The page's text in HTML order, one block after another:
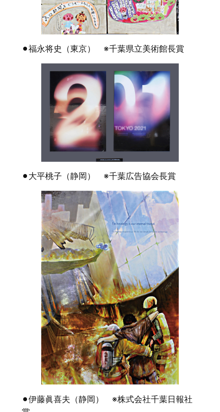
⚫︎福永将史（東京） ※千葉県立美術館長賞
⚫︎大平桃子（静岡） ※千葉広告協会長賞
⚫︎伊藤眞喜夫（静岡） ※株式会社千葉日報社